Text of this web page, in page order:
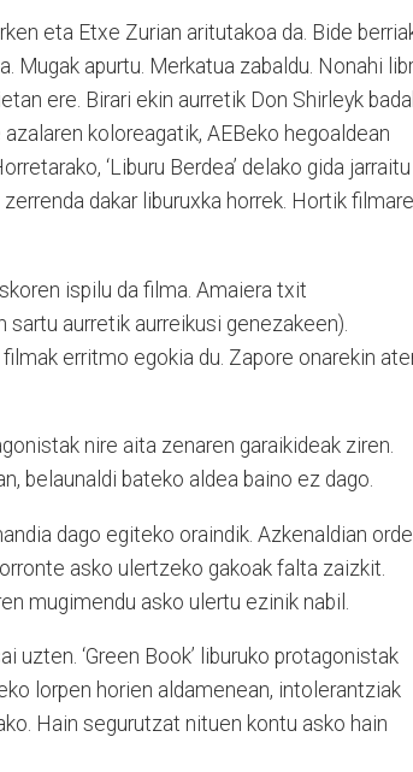
eta Etxe Zurian aritutakoa da. Bide
Mugak apurtu. Merkatua zabaldu. Nonahi
ere. Birari ekin aurretik Don Shirleyk
koloreagatik, AEBeko hegoaldean
‘Liburu Berdea’ delako gida jarraitu
dakar liburuxka horrek. Hortik
ispilu da filma. Amaiera txit
aurretik aurreikusi genezakeen).
erritmo egokia du. Zapore onarekin
nire aita zenaren garaikideak ziren.
belaunaldi bateko aldea baino ez dago.
dago egiteko oraindik. Azkenaldian
asko ulertzeko gakoak falta zaizkit.
mugimendu asko ulertu ezinik nabil.
uzten. ‘Green Book’ liburuko protagonistak
lorpen horien aldamenean, intolerantziak
Hain segurutzat nituen kontu asko hain